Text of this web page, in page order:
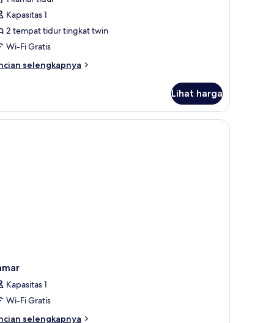
Kapasitas 1
2 tempat tidur tingkat twin
Wi-Fi Gratis
selengkapnya
Lihat harga
Kapasitas 1
Wi-Fi Gratis
selengkapnya